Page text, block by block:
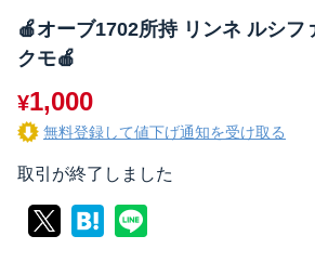
🍎オーブ1702所持 リンネ ルシフ
クモ🍎
¥1,000
無料登録して値下げ通知を受け取る
取引が終了しました